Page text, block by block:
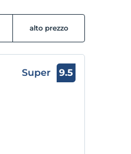
alto prezzo
Super 9.5